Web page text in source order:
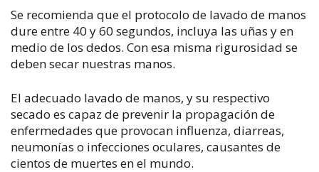
Se recomienda que el protocolo de lavado de manos
dure entre 40 y 60 segundos, incluya las uñas y en
medio de los dedos. Con esa misma rigurosidad se
deben secar nuestras manos.
El adecuado lavado de manos, y su respectivo
secado es capaz de prevenir la propagación de
enfermedades que provocan influenza, diarreas,
neumonías o infecciones oculares, causantes de
cientos de muertes en el mundo.